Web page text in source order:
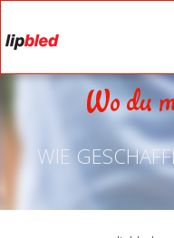
Wo du
WIE